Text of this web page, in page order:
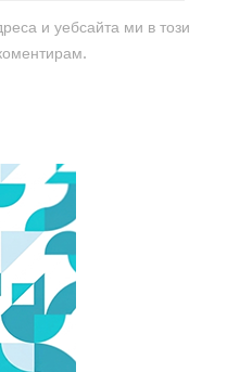
и уебсайта ми в този